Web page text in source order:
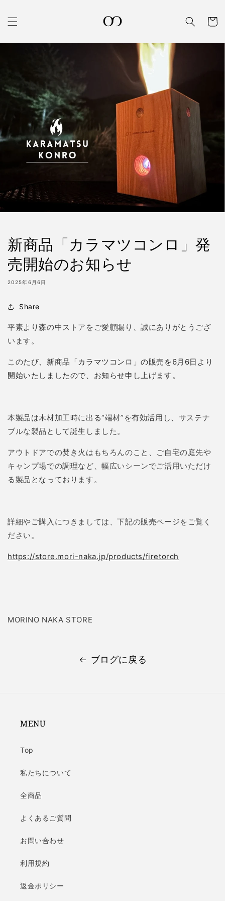
進む
ー
新商品「カラマツコンロ」発
売開始のお知らせ
2025年6月6日
Share
平素より森の中ストア をご愛顧賜り、誠にありがとうござ
います。
このたび、新商品「カラマツコンロ」の販売を6月6日より
開始いたしましたので、お知らせ申し上げます。
本製品は木材加工時に出る“端材”を有効活用し、 サステナ
ブルな製品として誕生しました。
アウトドアでの焚き火はもちろんのこと、ご自宅の庭先や
キャンプ場での調理など、幅広いシーンでご活用いただけ
る製品となっております。
詳細やご購入につきましては、下記の販売ページをご覧く
ださい。
https://store.mori-naka.jp/products/firetorch
MORINO NAKA STORE
ブログに戻る
MENU
Top
私たちについて
全商品
よくあるご質問
お問い合わせ
利用規約
返金ポリシー